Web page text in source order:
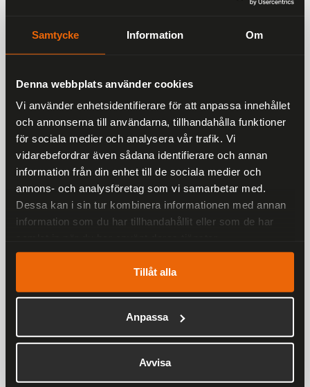
Samtycke Information Om
Denna webbplats använder cookies
Vi använder enhetsidentifierare för att anpassa innehållet
och annonserna till användarna, tillhandahålla funktioner
för sociala medier och analysera vår trafik. Vi
vidarebefordrar även sådana identifierare och annan
information från din enhet till de sociala medier och
annons- och analysföretag som vi samarbetar med.
Dessa kan i sin tur kombinera informationen med annan
information som du har tillhandahållit eller som de har
Tillåt alla
Anpassa
Avvisa
Liknande produkter
Andra har även tittat på
Rekommenderade produkter
25 %